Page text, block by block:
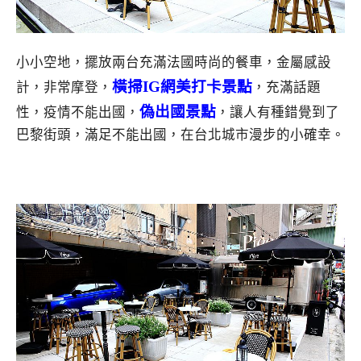
小小空地，擺放兩台充滿法國時尚的餐車，金屬感設
計，非常摩登， 橫掃IG網美打卡景點 ，充滿話題
性，疫情不能出國， 偽出國景點 ，讓人有種錯覺到了
巴黎街頭，滿足不能出國，在台北城市漫步的小確幸。